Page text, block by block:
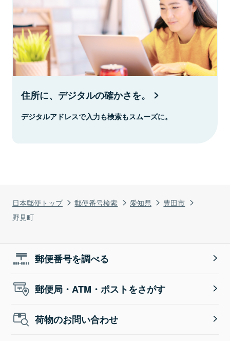
日本郵便トップ 郵便番号検索 愛知県
豊田市
野見町
住所に、デジタルの確かさを。
デジタルアドレスで入力も検索もスムーズに。
郵便番号を調べる
郵便局・ATM・ポストをさがす
荷物のお問い合わせ